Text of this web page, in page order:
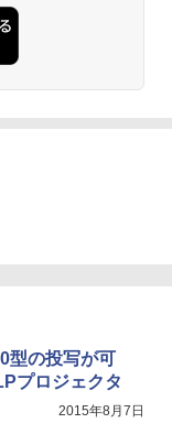
型の投写が可
プロジェクタ
2015年8月7日